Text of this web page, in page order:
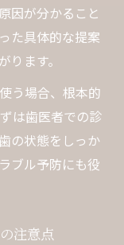
選び方のコツ
説明するか
チェックポイ
める方法
策の実際とは
体的手順と
因が分かること
た具体的な提案
ます。
う場合、根本的
は歯医者での診
の状態をしっか
ブル予防にも役
注意点